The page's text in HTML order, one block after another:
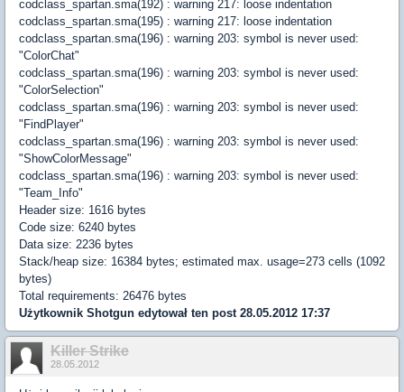
codclass_spartan.sma(192) : warning 217: loose indentation
codclass_spartan.sma(195) : warning 217: loose indentation
codclass_spartan.sma(196) : warning 203: symbol is never used:
"ColorChat"
codclass_spartan.sma(196) : warning 203: symbol is never used:
"ColorSelection"
codclass_spartan.sma(196) : warning 203: symbol is never used:
"FindPlayer"
codclass_spartan.sma(196) : warning 203: symbol is never used:
"ShowColorMessage"
codclass_spartan.sma(196) : warning 203: symbol is never used:
"Team_Info"
Header size: 1616 bytes
Code size: 6240 bytes
Data size: 2236 bytes
Stack/heap size: 16384 bytes; estimated max. usage=273 cells (1092
bytes)
Total requirements: 26476 bytes
Użytkownik Shotgun edytował ten post 28.05.2012 17:37
Killer Strike
28.05.2012